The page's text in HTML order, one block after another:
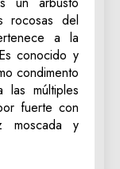
rocosas del
a la
conocido y
condimento
múltiples
fuerte con
moscada y